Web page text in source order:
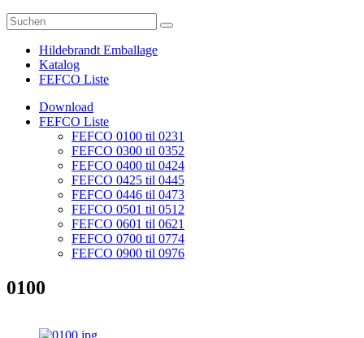
Hildebrandt Emballage
Katalog
FEFCO Liste
Download
FEFCO Liste
FEFCO 0100 til 0231
FEFCO 0300 til 0352
FEFCO 0400 til 0424
FEFCO 0425 til 0445
FEFCO 0446 til 0473
FEFCO 0501 til 0512
FEFCO 0601 til 0621
FEFCO 0700 til 0774
FEFCO 0900 til 0976
0100